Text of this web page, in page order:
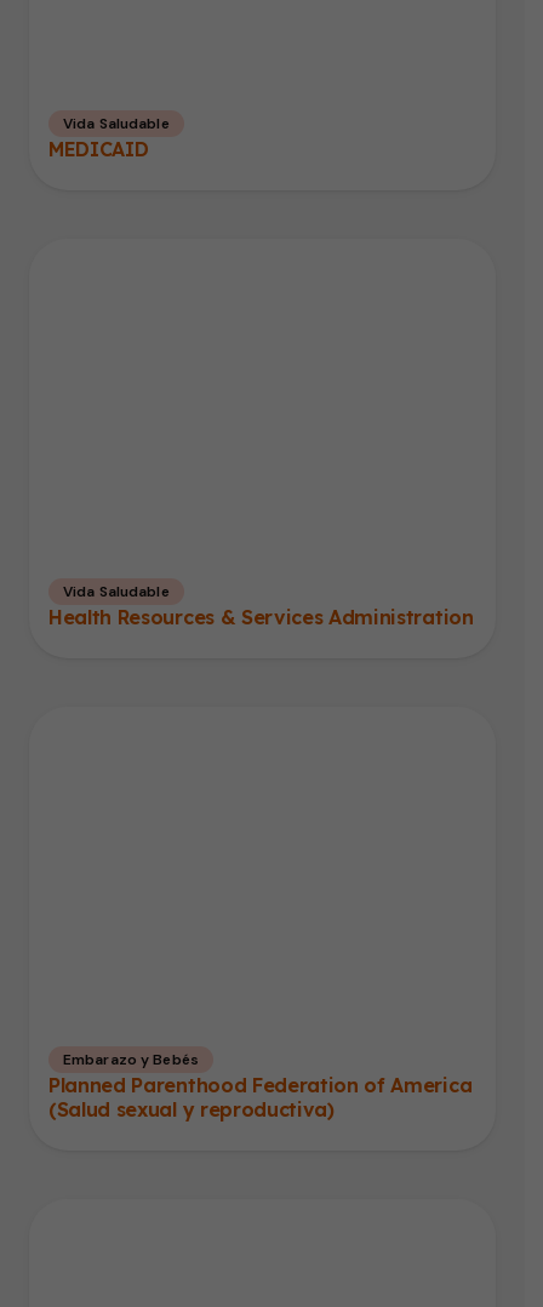
Vida Saludable
MEDICAID
Vida Saludable
Health Resources & Services Administration
Embarazo y Bebés
Planned Parenthood Federation of America
(Salud sexual y reproductiva)